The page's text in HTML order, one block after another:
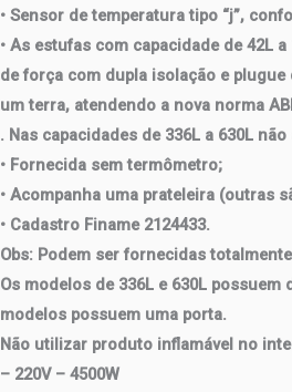
• Sensor de temperatura tipo “j”,
• As estufas com capacidade de 42L
de força com dupla isolação e
um terra, atendendo a nova norma
. Nas capacidades de 336L a 630L
• Fornecida sem termômetro;
• Acompanha uma prateleira (outras
• Cadastro Finame 2124433.
Obs: Podem ser fornecidas
Os modelos de 336L e 630L
modelos possuem uma porta.
Não utilizar produto inflamável no
– 220V – 4500W